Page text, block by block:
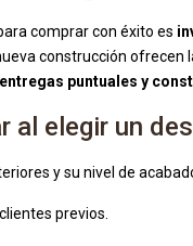
comprar con éxito es
construcción ofrecen
puntuales y
al elegir un
y su nivel de
previos.